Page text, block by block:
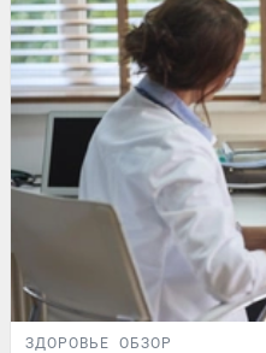
ЗДОРОВЬЕ ОБЗОР